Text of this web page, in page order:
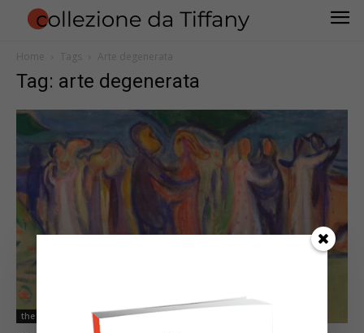
Home Tags Arte degenerata
Tag: arte degenerata
the artUpdate